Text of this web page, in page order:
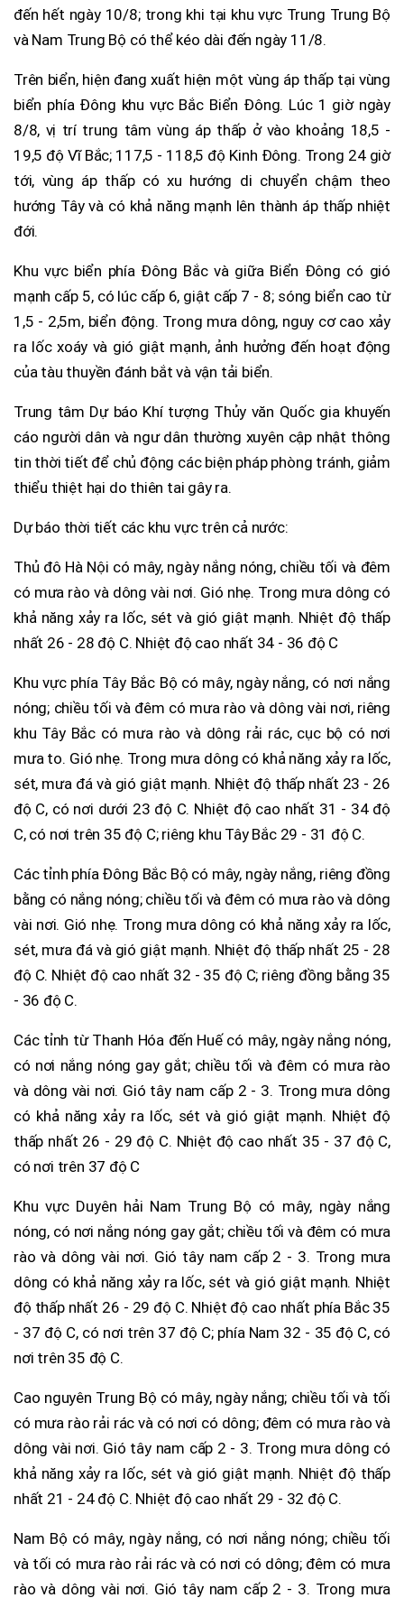
đến hết ngày 10/8; trong khi tại khu vực Trung Trung Bộ
và Nam Trung Bộ có thể kéo dài đến ngày 11/8.
Trên biển, hiện đang xuất hiện một vùng áp thấp tại vùng
biển phía Đông khu vực Bắc Biển Đông. Lúc 1 giờ ngày
8/8, vị trí trung tâm vùng áp thấp ở vào khoảng 18,5 -
19,5 độ Vĩ Bắc; 117,5 - 118,5 độ Kinh Đông. Trong 24 giờ
tới, vùng áp thấp có xu hướng di chuyển chậm theo
hướng Tây và có khả năng mạnh lên thành áp thấp nhiệt
đới.
Khu vực biển phía Đông Bắc và giữa Biển Đông có gió
mạnh cấp 5, có lúc cấp 6, giật cấp 7 - 8; sóng biển cao từ
1,5 - 2,5m, biển động. Trong mưa dông, nguy cơ cao xảy
ra lốc xoáy và gió giật mạnh, ảnh hưởng đến hoạt động
của tàu thuyền đánh bắt và vận tải biển.
Trung tâm Dự báo Khí tượng Thủy văn Quốc gia khuyến
cáo người dân và ngư dân thường xuyên cập nhật thông
tin thời tiết để chủ động các biện pháp phòng tránh, giảm
thiểu thiệt hại do thiên tai gây ra.
Dự báo thời tiết các khu vực trên cả nước:
Thủ đô Hà Nội có mây, ngày nắng nóng, chiều tối và đêm
có mưa rào và dông vài nơi. Gió nhẹ. Trong mưa dông có
khả năng xảy ra lốc, sét và gió giật mạnh. Nhiệt độ thấp
nhất 26 - 28 độ C. Nhiệt độ cao nhất 34 - 36 độ C
Khu vực phía Tây Bắc Bộ có mây, ngày nắng, có nơi nắng
nóng; chiều tối và đêm có mưa rào và dông vài nơi, riêng
khu Tây Bắc có mưa rào và dông rải rác, cục bộ có nơi
mưa to. Gió nhẹ. Trong mưa dông có khả năng xảy ra lốc,
sét, mưa đá và gió giật mạnh. Nhiệt độ thấp nhất 23 - 26
độ C, có nơi dưới 23 độ C. Nhiệt độ cao nhất 31 - 34 độ
C, có nơi trên 35 độ C; riêng khu Tây Bắc 29 - 31 độ C.
Các tỉnh phía Đông Bắc Bộ có mây, ngày nắng, riêng đồng
bằng có nắng nóng; chiều tối và đêm có mưa rào và dông
vài nơi. Gió nhẹ. Trong mưa dông có khả năng xảy ra lốc,
sét, mưa đá và gió giật mạnh. Nhiệt độ thấp nhất 25 - 28
độ C. Nhiệt độ cao nhất 32 - 35 độ C; riêng đồng bằng 35
- 36 độ C.
Các tỉnh từ Thanh Hóa đến Huế có mây, ngày nắng nóng,
có nơi nắng nóng gay gắt; chiều tối và đêm có mưa rào
và dông vài nơi. Gió tây nam cấp 2 - 3. Trong mưa dông
có khả năng xảy ra lốc, sét và gió giật mạnh. Nhiệt độ
thấp nhất 26 - 29 độ C. Nhiệt độ cao nhất 35 - 37 độ C,
có nơi trên 37 độ C
Khu vực Duyên hải Nam Trung Bộ có mây, ngày nắng
nóng, có nơi nắng nóng gay gắt; chiều tối và đêm có mưa
rào và dông vài nơi. Gió tây nam cấp 2 - 3. Trong mưa
dông có khả năng xảy ra lốc, sét và gió giật mạnh. Nhiệt
độ thấp nhất 26 - 29 độ C. Nhiệt độ cao nhất phía Bắc 35
- 37 độ C, có nơi trên 37 độ C; phía Nam 32 - 35 độ C, có
nơi trên 35 độ C.
Cao nguyên Trung Bộ có mây, ngày nắng; chiều tối và tối
có mưa rào rải rác và có nơi có dông; đêm có mưa rào và
dông vài nơi. Gió tây nam cấp 2 - 3. Trong mưa dông có
khả năng xảy ra lốc, sét và gió giật mạnh. Nhiệt độ thấp
nhất 21 - 24 độ C. Nhiệt độ cao nhất 29 - 32 độ C.
Nam Bộ có mây, ngày nắng, có nơi nắng nóng; chiều tối
và tối có mưa rào rải rác và có nơi có dông; đêm có mưa
rào và dông vài nơi. Gió tây nam cấp 2 - 3. Trong mưa